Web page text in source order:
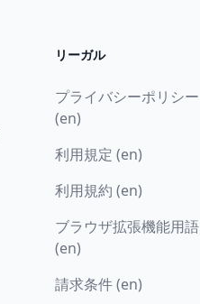
リーガル
プライバシーポリシー
(en)
利用規定 (en)
利用規約 (en)
ブラウザ拡張機能用語
(en)
請求条件 (en)